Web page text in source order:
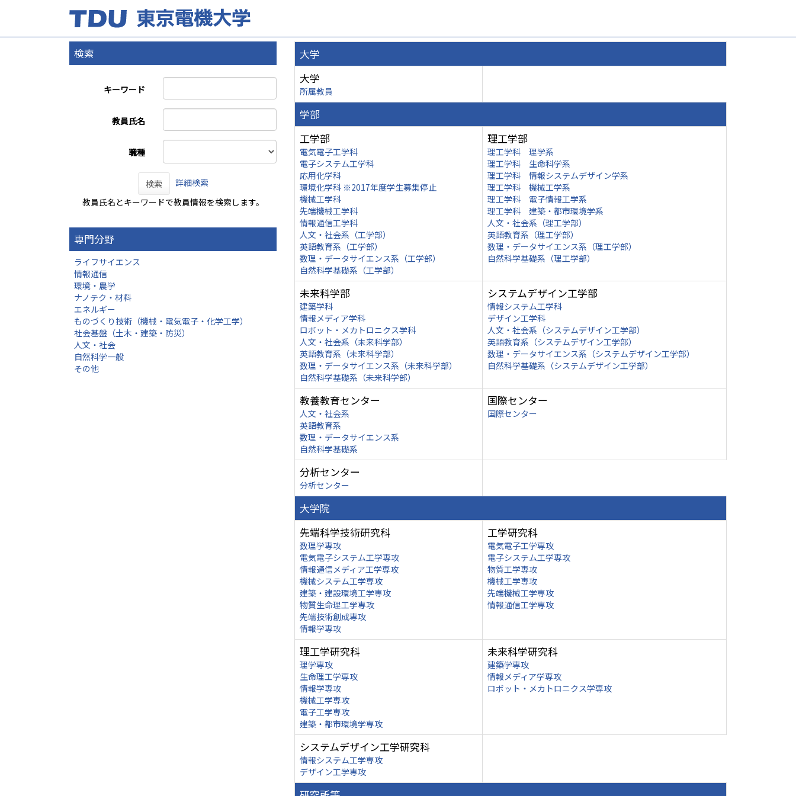
検索
キーワード
教員氏名
職種
検索
詳細検索
教員氏名とキーワードで教員情報を検索します。
専門分野
ライフサイエンス
情報通信
環境・農学
ナノテク・材料
エネルギー
ものづくり技術（機械・電気電子・化学工学）
社会基盤（土木・建築・防災）
人文・社会
自然科学一般
その他
大学
大学
所属教員
学部
工学部
電気電子工学科
電子システム工学科
応用化学科
環境化学科 ※2017年度学生募集停止
機械工学科
先端機械工学科
情報通信工学科
人文・社会系（工学部）
英語教育系（工学部）
数理・データサイエンス系（工学部）
自然科学基礎系（工学部）
理工学部
理工学科 理学系
理工学科 生命科学系
理工学科 情報システムデザイン学系
理工学科 機械工学系
理工学科 電子情報工学系
理工学科 建築・都市環境学系
人文・社会系（理工学部）
英語教育系（理工学部）
数理・データサイエンス系（理工学部）
自然科学基礎系（理工学部）
未来科学部
建築学科
情報メディア学科
ロボット・メカトロニクス学科
人文・社会系（未来科学部）
英語教育系（未来科学部）
数理・データサイエンス系（未来科学部）
自然科学基礎系（未来科学部）
システムデザイン工学部
情報システム工学科
デザイン工学科
人文・社会系（システムデザイン工学部）
英語教育系（システムデザイン工学部）
数理・データサイエンス系（システムデザイン工学部）
自然科学基礎系（システムデザイン工学部）
教養教育センター
人文・社会系
英語教育系
数理・データサイエンス系
自然科学基礎系
国際センター
国際センター
分析センター
分析センター
大学院
先端科学技術研究科
数理学専攻
電気電子システム工学専攻
情報通信メディア工学専攻
機械システム工学専攻
建築・建設環境工学専攻
物質生命理工学専攻
先端技術創成専攻
情報学専攻
工学研究科
電気電子工学専攻
電子システム工学専攻
物質工学専攻
機械工学専攻
先端機械工学専攻
情報通信工学専攻
理工学研究科
理学専攻
生命理工学専攻
情報学専攻
機械工学専攻
電子工学専攻
建築・都市環境学専攻
未来科学研究科
建築学専攻
情報メディア学専攻
ロボット・メカトロニクス学専攻
システムデザイン工学研究科
情報システム工学専攻
デザイン工学専攻